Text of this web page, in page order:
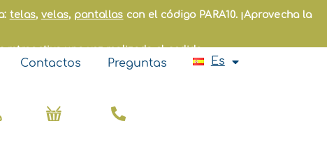
telas, velas, pantallas con el código PARA10. ¡Aprovecha la
retroactivo una vez realizado el pedido.
Contactos Preguntas Es
Fr
Pt
Nl
Carrito